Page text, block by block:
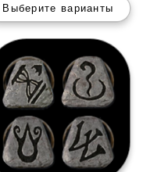
Выберите варианты